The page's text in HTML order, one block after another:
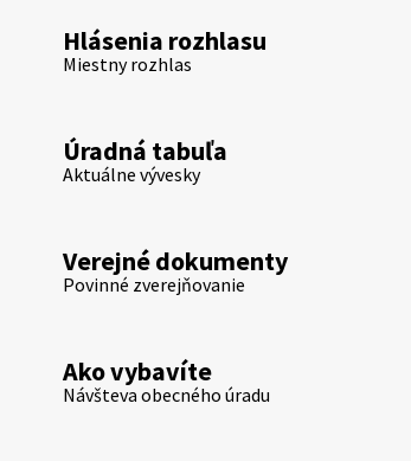
Hlásenia rozhlasu
Miestny rozhlas
Úradná tabuľa
Aktuálne vývesky
Verejné dokumenty
Povinné zverejňovanie
Ako vybavíte
Návšteva obecného úradu